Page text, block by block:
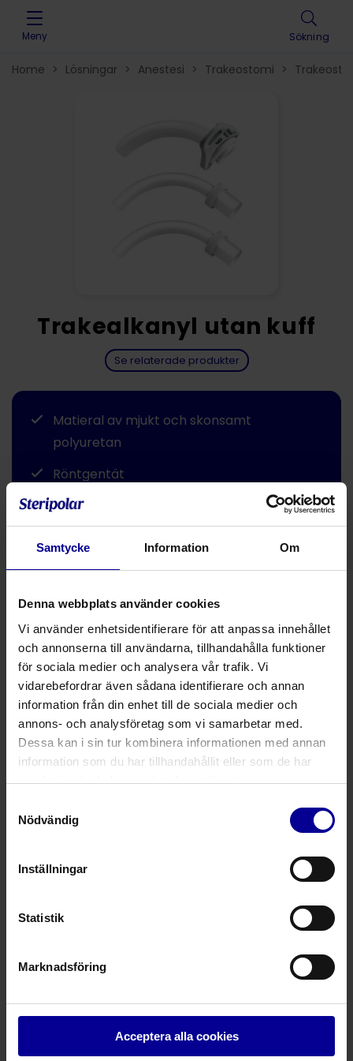
Samtycke Information Om
Denna webbplats använder cookies
Vi använder enhetsidentifierare för att anpassa innehållet
och annonserna till användarna, tillhandahålla funktioner
för sociala medier och analysera vår trafik. Vi
vidarebefordrar även sådana identifierare och annan
information från din enhet till de sociala medier och
annons- och analysföretag som vi samarbetar med.
Dessa kan i sin tur kombinera informationen med annan
information som du har tillhandahållit eller som de har
samlat in när du har använt deras tjänster.
Nödvändig
Inställningar
Statistik
Marknadsföring
Acceptera alla cookies
Skip to content
Meny Sökning
Home > Lösningar > Anestesi > Trakeostomi >
Utan talfunktion
Två röntgentäta innerkanyler med vit bajonettring
Inkluderar nackband, obturator och kil
Kan användas upp till 5 veckor
Alla ProLine-kanyler är röntgentäta samt DEHP- och
latexfria.
Fråga mer om denna produkt
Trakealkanyl utan kuff
Se relaterade produkter
Matieral av mjukt och skonsamt
polyuretan
Röntgentät
DEHP-fri
Talventil för patienter i ventilator